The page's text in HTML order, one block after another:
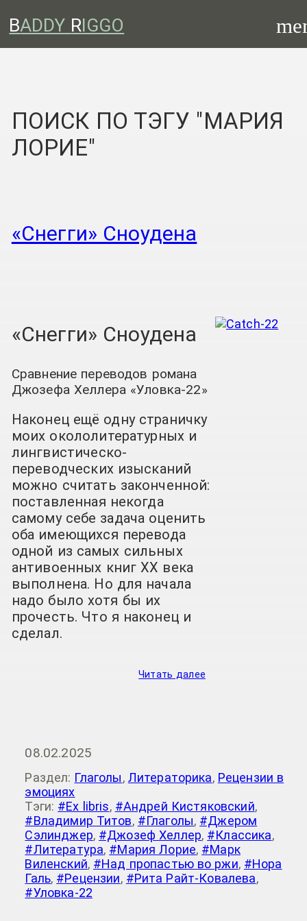
BADDY RIGGO
ПОИСК ПО ТЭГУ "МАРИЯ
ЛОРИЕ"
«Снегги» Сноудена
«Снегги» Сноудена
Сравнение переводов романа
Джозефа Хеллера «Уловка-22»
Наконец ещё одну страничку
моих окололитературных и
лингвистическо-
переводческих изысканий
можно считать законченной:
поставленная некогда
самому себе задача оценить
оба имеющихся перевода
одной из самых сильных
антивоенных книг XX века
выполнена. Но для начала
надо было хотя бы их
прочесть. Что я наконец и
сделал.
Читать далее
08.02.2025
Раздел: Глаголы, Литераторика, Рецензии в
эмоциях
Тэги: #Ex libris, #Андрей Кистяковский,
#Владимир Титов, #Глаголы, #Джером
Сэлинджер, #Джозеф Хеллер, #Классика,
#Литература, #Мария Лорие, #Марк
Виленский, #Над пропастью во ржи, #Нора
Галь, #Рецензии, #Рита Райт-Ковалева,
#Уловка-22